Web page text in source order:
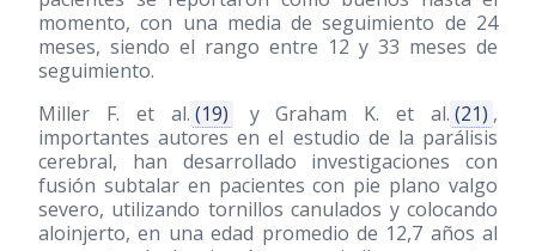
momento, con una media de seguimiento de 24
meses, siendo el rango entre 12 y 33 meses de
seguimiento.
Miller F. et al. (19) y Graham K. et al. (21) ,
importantes autores en el estudio de la parálisis
cerebral, han desarrollado investigaciones con
fusión subtalar en pacientes con pie plano valgo
severo, utilizando tornillos canulados y colocando
aloinjerto, en una edad promedio de 12,7 años al